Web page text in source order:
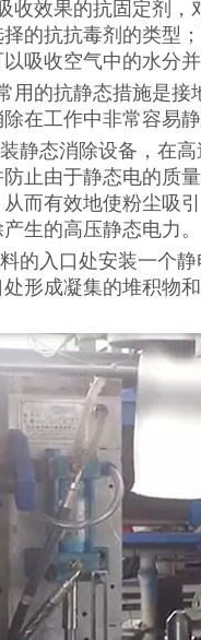
收效果的抗固定剂
择的抗抗毒剂的类型
吸收空气中的水分
用的抗静态措施是
在工作中非常容易
静态消除设备，在
止由于静态电的质
而有效地使粉尘吸
生的高压静态电力。
的入口处安装一个
形成凝集的堆积物